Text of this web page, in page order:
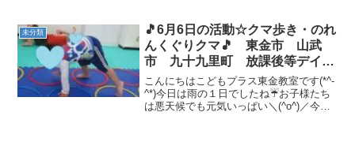
未分類
🎵6月6日の活動☆クマ歩き・のれ
んくぐりクマ🎵 東金市 山武
市 九十九里町 放課後等デイサ
ービス 児童発達支援 運動療
育 教室見学
こんにちはこどもプラス東金教室です(*^-
^*)今日は雨の１日でしたね☔お子様たち
は悪天候でも元気いっぱい＼(^o^)／今日